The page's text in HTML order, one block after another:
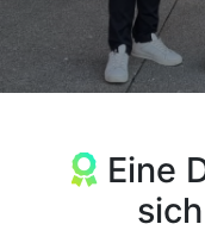
Eine